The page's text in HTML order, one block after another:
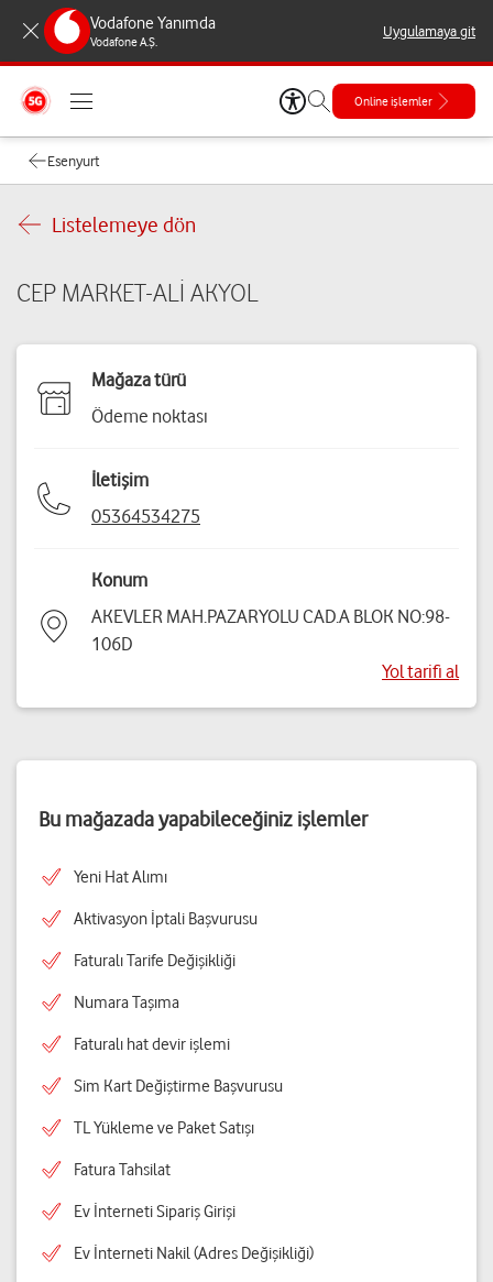
Vodafone Yanımda
Vodafone A.Ş.
Uygulamaya git
Online işlemler
Esenyurt
Listelemeye dön
CEP MARKET-ALİ AKYOL
Mağaza türü
Ödeme noktası
İletişim
05364534275
Konum
AKEVLER MAH.PAZARYOLU CAD.A BLOK NO:98-
106D
Yol tarifi al
Bu mağazada yapabileceğiniz işlemler
Yeni Hat Alımı
Aktivasyon İptali Başvurusu
Faturalı Tarife Değişikliği
Numara Taşıma
Faturalı hat devir işlemi
Sim Kart Değiştirme Başvurusu
TL Yükleme ve Paket Satışı
Fatura Tahsilat
Ev İnterneti Sipariş Girişi
Ev İnterneti Nakil (Adres Değişikliği)